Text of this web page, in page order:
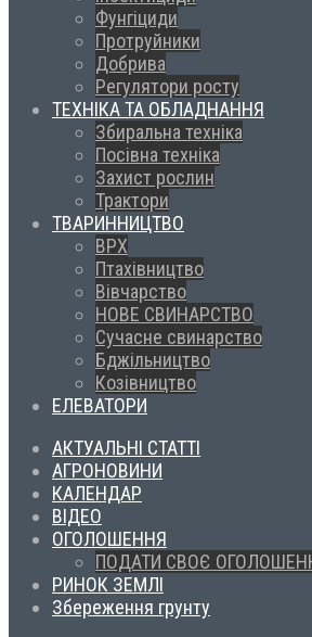
Фунгіциди
Протруйники
Добрива
Регулятори росту
ТЕХНІКА ТА ОБЛАДНАННЯ
Збиральна техніка
Посівна техніка
Захист рослин
Трактори
ТВАРИННИЦТВО
ВРХ
Птахівництво
Вівчарство
НОВЕ СВИНАРСТВО
Сучасне свинарство
Бджільництво
Козівництво
ЕЛЕВАТОРИ
АКТУАЛЬНІ СТАТТІ
АГРОНОВИНИ
КАЛЕНДАР
ВІДЕО
ОГОЛОШЕННЯ
ПОДАТИ СВОЄ
РИНОК ЗЕМЛІ
Збереження грунту